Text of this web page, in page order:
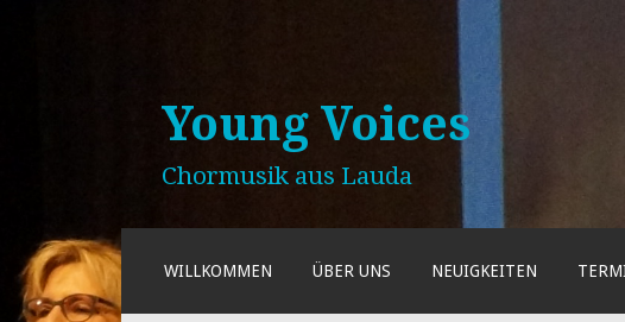
Young Voices
Chormusik aus Lauda
SPRINGEN
WILLKOMMEN ÜBER UNS NEUIGKEITEN